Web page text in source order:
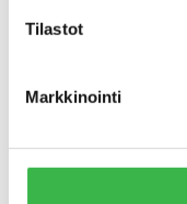
Tilastot
Markkinointi